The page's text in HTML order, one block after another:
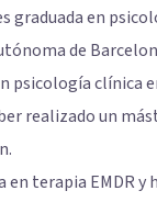
graduada en
de
psicología clínica
realizado un
en terapia EMDR y